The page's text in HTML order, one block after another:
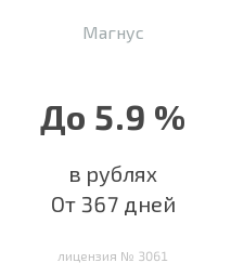
Магнус
До 5.9 %
в рублях
От 367 дней
лицензия № 3061